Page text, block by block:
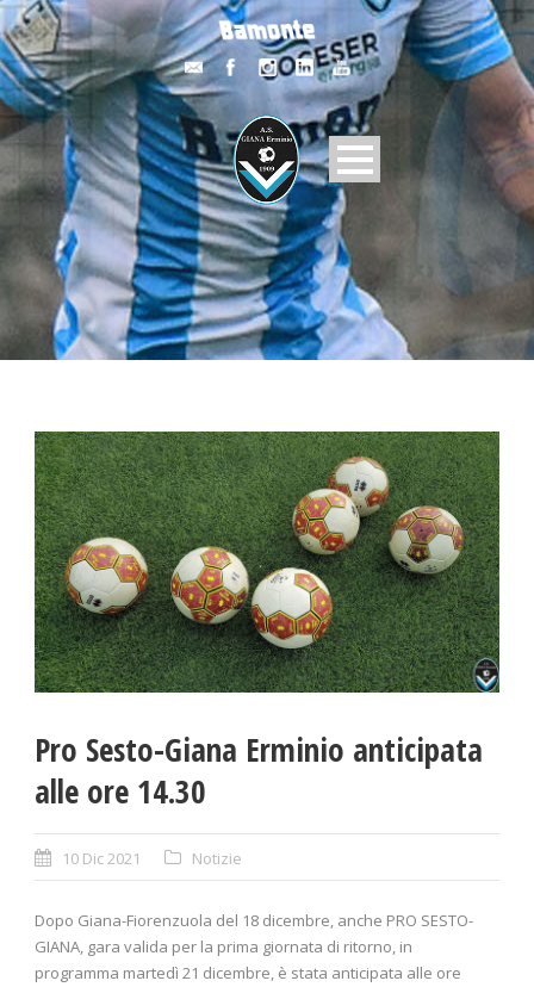
Pro Sesto-Giana Erminio anticipata
alle ore 14.30
10 Dic 2021 Notizie
Dopo Giana-Fiorenzuola del 18 dicembre, anche PRO SESTO-
GIANA, gara valida per la prima giornata di ritorno, in
programma martedì 21 dicembre, è stata anticipata alle ore